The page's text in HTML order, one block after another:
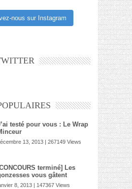
nous sur Instagram
testé pour vous : Le Wrap
13, 2013 | 267149 Views
terminé] Les
vous gâtent
8, 2013 | 147367 Views